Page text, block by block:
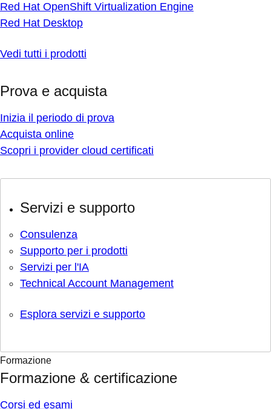
Red Hat OpenShift Virtualization Engine
Red Hat Desktop
Vedi tutti i prodotti
Prova e acquista
Inizia il periodo di prova
Acquista online
Scopri i provider cloud certificati
Servizi e supporto
Consulenza
Supporto per i prodotti
Servizi per l'IA
Technical Account Management
Esplora servizi e supporto
Formazione
Formazione & certificazione
Corsi ed esami